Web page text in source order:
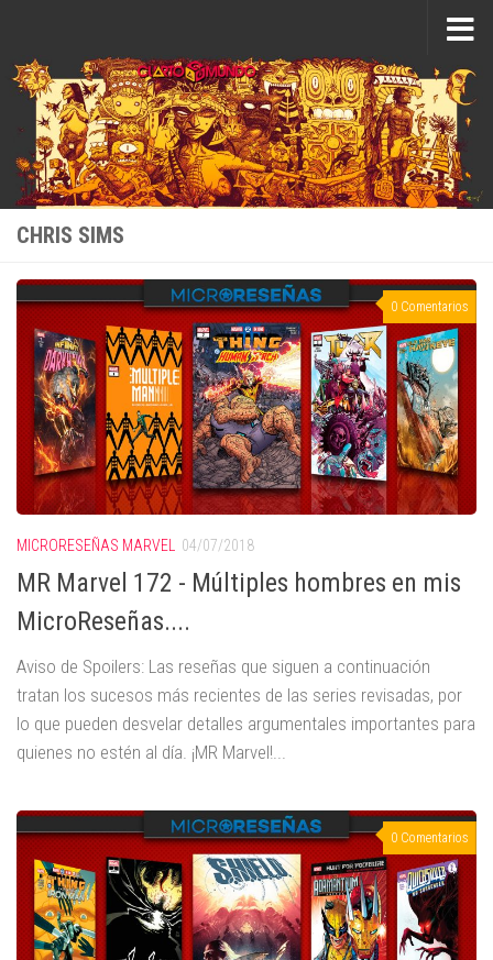
CHRIS SIMS
0 Comentarios
MICRORESEÑAS MARVEL 04/07/2018
MR Marvel 172 - Múltiples hombres en mis
MicroReseñas....
Aviso de Spoilers: Las reseñas que siguen a continuación
tratan los sucesos más recientes de las series revisadas, por
lo que pueden desvelar detalles argumentales importantes para
quienes no estén al día. ¡MR Marvel!...
0 Comentarios